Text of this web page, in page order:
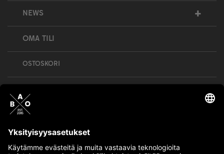
NEWS +
OMA TILI
OSTOSKORI
Bull’s All Out is social – follow us and show
your passion!